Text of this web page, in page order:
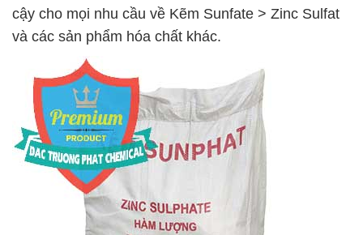
cậy cho mọi nhu cầu về Kẽm Sunfate > Zinc Sulfat
và các sản phẩm hóa chất khác.